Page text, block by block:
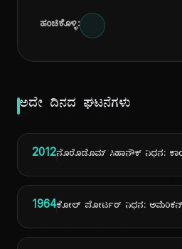
ಹಂಚಿಕೊಳ್ಳಿ:
ಅದೇ ದಿನದ ಘಟನೆಗಳು
2012ನೊರೊಡೊಮ್ ಸಿಹಾನೌಕ್ ನಿಧನ:
1964ಕೋಲ್ ಪೋರ್ಟರ್ ನಿಧನ: